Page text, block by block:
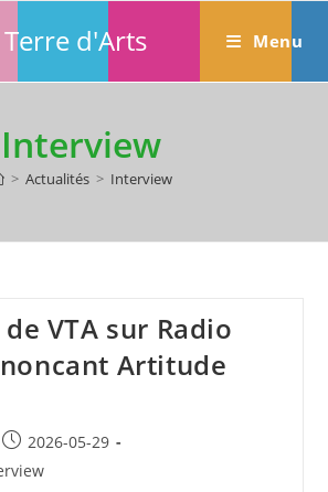
Terre d'Arts Menu
Interview
> Actualités > Interview
VTA sur Radio
Artitude
Publication
publiée :
2026-05-29